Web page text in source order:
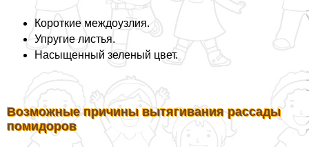
Короткие междоузлия.
Упругие листья.
Насыщенный зеленый цвет.
Возможные причины вытягивания рассады
помидоров